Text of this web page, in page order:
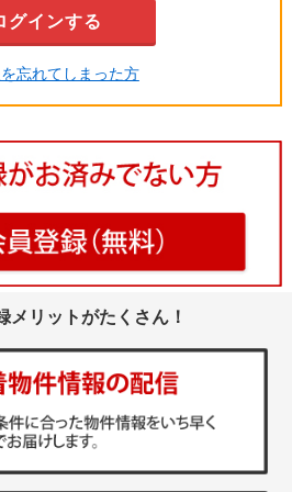
忘れてしまった方
メリットがたくさん！